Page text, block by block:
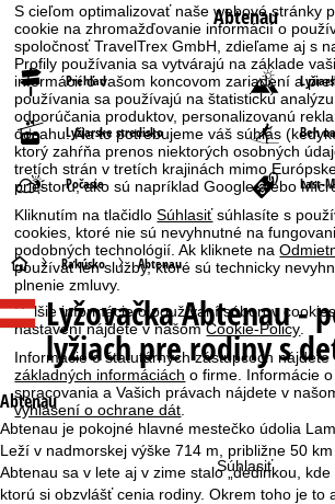
S cieľom optimalizovať naše webové stránky
cookie na zhromažďovanie informácií o
spoločnosť TravelTrex GmbH, zdieľame aj s
Profily používania sa vytvárajú na základe
informácií o vašom koncovom zariadení a
používania sa používajú na štatistickú
odporúčania produktov, personalizovanú
dosahu. Na to potrebujeme váš súhlas
ktorý zahŕňa prenos niektorých osobných
tretích strán v tretích krajinách mimo
priestoru, ako sú napríklad Google alebo
Kliknutím na tlačidloSúhlasiťsúhlasíte s
cookies, ktoré nie sú nevyhnutné na
podobných technológií. Ak kliknete na
používať len služby, ktoré sú technicky
plnenie zmluvy.
Ďalšie informácie o používaní súborov
nastavení nájdete v našomCookie-Policy.
Informácie o štatutárnych zástupcoch nájdete
základných informáciách o firme. Informácie
spracovania a Vašich právach nájdete v
vyhlásení o ochrane dát.
Súhlasiť
Abtenau
Prehľad
Lyžiarske stredisko Beh
Počasie Last-
H
l
a
v
n
á
Rakúsko Abtenau
LyžovačkaAbtenau -
lyžiach pre rodiny s
Abtenau
Abtenau je pokojné hlavné mestečko údolia
Leží v nadmorskej výške 714 m, približne 50 km
Abtenau sa v lete aj v zime stalo „dedinkou, kde
ktorú si obzvlášť cenia rodiny. Okrem toho je to